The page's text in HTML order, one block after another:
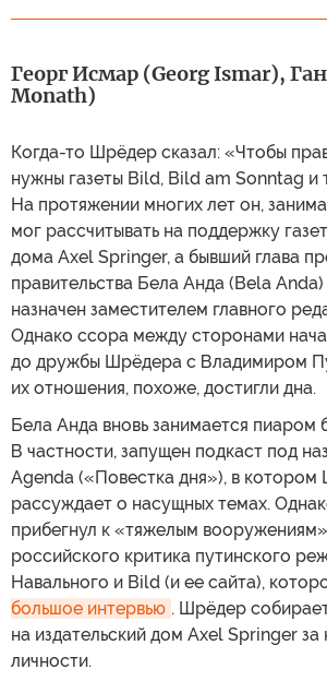
Георг Исмар (Georg Ismar),
Monath)
Когда-то Шрёдер сказал: «Чтобы
нужны газеты Bild, Bild am Sonntag и
На протяжении многих лет он,
мог рассчитывать на поддержку
дома Axel Springer, а бывший глава
правительства Бела Анда (Bela
назначен заместителем главного
Однако ссора между сторонами
до дружбы Шрёдера с Владимиром
их отношения, похоже, достигли дна.
Бела Анда вновь занимается пиаром
В частности, запущен подкаст под
Agenda («Повестка дня»), в
рассуждает о насущных темах.
прибегнул к «тяжелым
российского критика путинского
Навального и Bild (и ее сайта),
большое интервью . Шрёдер
на издательский дом Axel Springer
личности.